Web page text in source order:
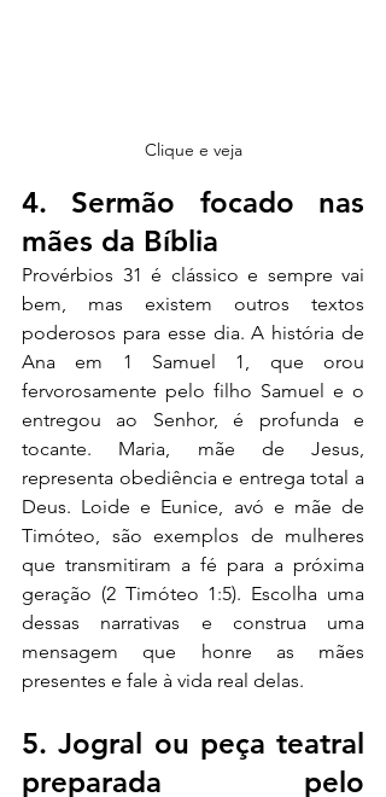
Clique e veja
4. Sermão focado nas
mães da Bíblia
Provérbios 31 é clássico e sempre vai
bem, mas existem outros textos
poderosos para esse dia. A história de
Ana em 1 Samuel 1, que orou
fervorosamente pelo filho Samuel e o
entregou ao Senhor, é profunda e
tocante. Maria, mãe de Jesus,
representa obediência e entrega total a
Deus. Loide e Eunice, avó e mãe de
Timóteo, são exemplos de mulheres
que transmitiram a fé para a próxima
geração (2 Timóteo 1:5). Escolha uma
dessas narrativas e construa uma
mensagem que honre as mães
presentes e fale à vida real delas.
5. Jogral ou peça teatral
preparada pelo